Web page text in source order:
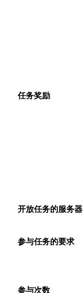
任务奖励
开放任务的服务器
参与任务的要求
参与次数